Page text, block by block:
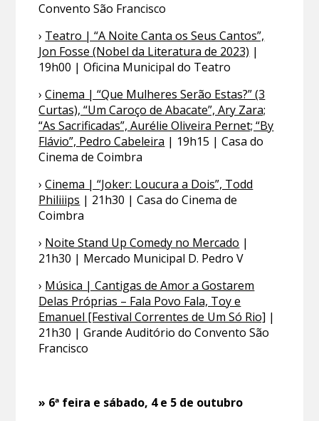
Convento São Francisco
› Teatro | “A Noite Canta os Seus Cantos”,
Jon Fosse (Nobel da Literatura de 2023) |
19h00 | Oficina Municipal do Teatro
›Cinema | “Que Mulheres Serão Estas?” (3
Curtas), “Um Caroço de Abacate”, Ary Zara;
“As Sacrificadas”, Aurélie Oliveira Pernet; “By
Flávio”, Pedro Cabeleira | 19h15 | Casa do
Cinema de Coimbra
›Cinema | “Joker: Loucura a Dois”, Todd
Philiiips | 21h30 | Casa do Cinema de
Coimbra
› Noite Stand Up Comedy no Mercado |
21h30 | Mercado Municipal D. Pedro V
› Música | Cantigas de Amor a Gostarem
Delas Próprias – Fala Povo Fala, Toy e
Emanuel [Festival Correntes de Um Só Rio] |
21h30 | Grande Auditório do Convento São
Francisco
» 6ª feira e sábado, 4 e 5 de outubro